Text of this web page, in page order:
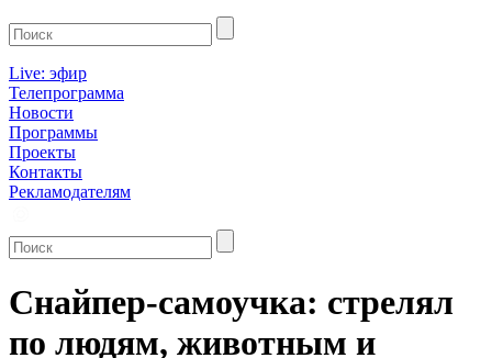
Live: эфир
Телепрограмма
Новости
Программы
Проекты
Контакты
Рекламодателям
Снайпер-самоучка: стрелял
по людям, животным и